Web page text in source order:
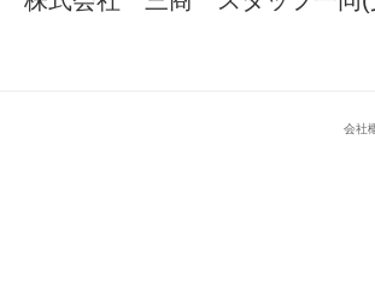
会社